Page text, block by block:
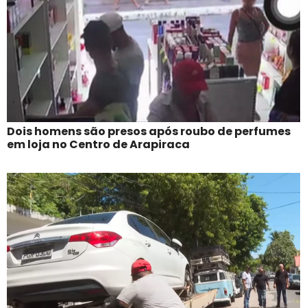
Dois homens são presos após roubo de perfumes
em loja no Centro de Arapiraca